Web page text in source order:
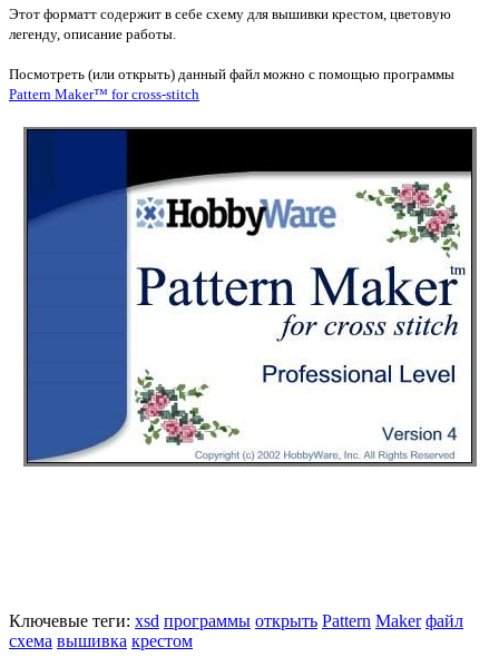
Этот форматт содержит в себе схему для вышивки крестом, цветовую
легенду, описание работы.
Посмотреть (или открыть) данный файл можно с помощью программы
Pattern Maker™ for cross-stitch
Ключевые теги: xsd программы открыть Pattern Maker файл
схема вышивка крестом